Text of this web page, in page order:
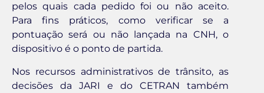
pelos quais cada pedido foi ou não aceito.
Para fins práticos, como verificar se a
pontuação será ou não lançada na CNH, o
dispositivo é o ponto de partida.
Nos recursos administrativos de trânsito, as
decisões da JARI e do CETRAN também